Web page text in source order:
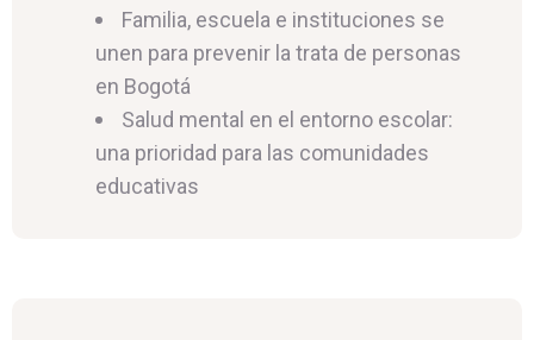
Familia, escuela e instituciones se
unen para prevenir la trata de personas
en Bogotá
Salud mental en el entorno escolar:
una prioridad para las comunidades
educativas